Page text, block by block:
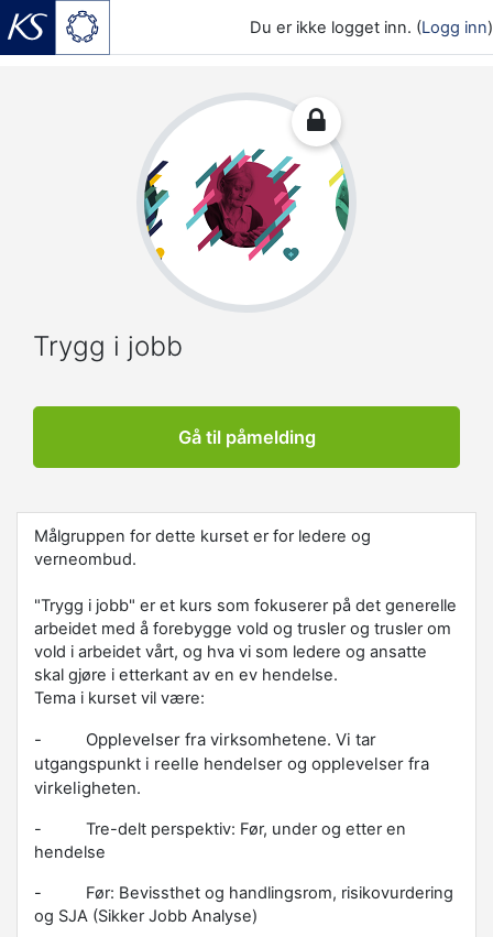
Du er ikke logget inn. (Logg inn)
Trygg i jobb
Gå til påmelding
Målgruppen for dette kurset er for ledere og
verneombud.
"Trygg i jobb" er et kurs som fokuserer på det generelle
arbeidet med å forebygge vold og trusler og trusler om
vold i arbeidet vårt, og hva vi som ledere og ansatte
skal gjøre i etterkant av en ev hendelse.
Tema i kurset vil være:
- Opplevelser fra virksomhetene. Vi tar
utgangspunkt i reelle hendelser og opplevelser fra
virkeligheten.
- Tre-delt perspektiv: Før, under og etter en
hendelse
- Før: Bevissthet og handlingsrom, risikovurdering
og SJA (Sikker Jobb Analyse)